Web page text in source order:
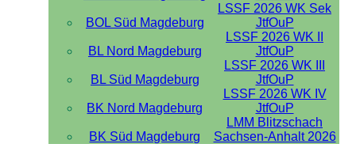
BOL Süd Magdeburg
LSSF 2026 WK Sek
JtfOuP
BL Nord Magdeburg
LSSF 2026 WK II
JtfOuP
BL Süd Magdeburg
LSSF 2026 WK III
JtfOuP
BK Nord Magdeburg
LSSF 2026 WK IV
JtfOuP
BK Süd Magdeburg
LMM Blitzschach
Sachsen-Anhalt 2026